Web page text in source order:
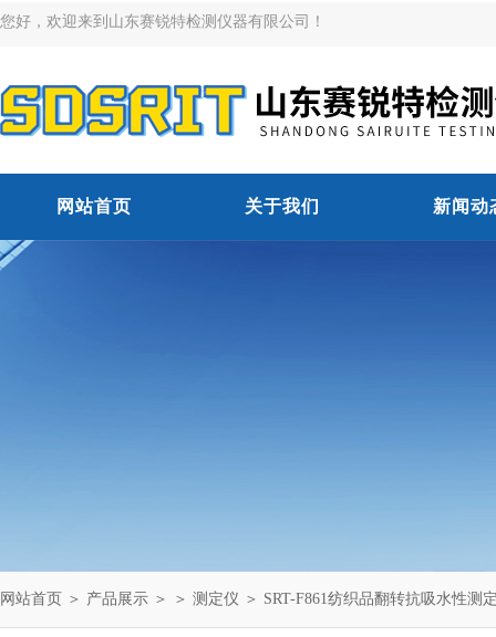
您好，欢迎来到山东赛锐特检测仪器有限公司！
网站首页 关于我们 新闻动
网站首页 ＞ 产品展示 ＞ ＞ 测定仪 ＞ SRT-F861纺织品翻转抗吸水性测